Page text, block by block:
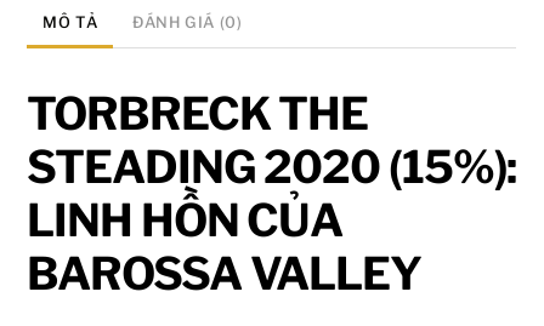
MÔ TẢ ĐÁNH GIÁ (0)
TORBRECK THE
STEADING 2020 (15%):
LINH HỒN CỦA
BAROSSA VALLEY